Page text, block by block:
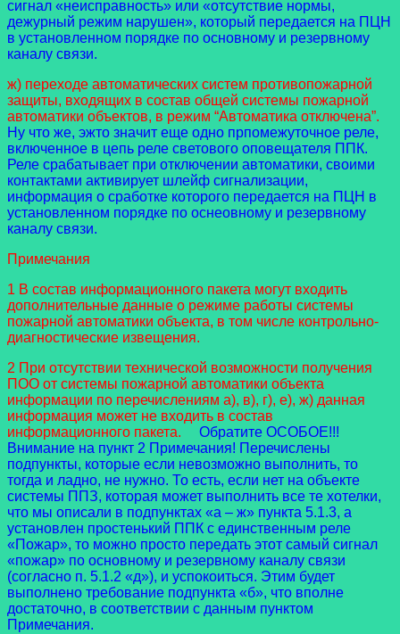
сигнал «неисправность» или «отсутствие нормы,
дежурный режим нарушен», который передается на ПЦН
в установленном порядке по основному и резервному
каналу связи.
ж) переходе автоматических систем противопожарной
защиты, входящих в состав общей системы пожарной
автоматики объектов, в режим “Автоматика отключена”.
Ну что же, эжто значит еще одно прпомежуточное реле,
включенное в цепь реле светового оповещателя ППК.
Реле срабатывает при отключении автоматики, своими
контактами активирует шлейф сигнализации,
информация о сработке которого передается на ПЦН в
установленном порядке по оснеовному и резервному
каналу связи.
Примечания
1 В состав информационного пакета могут входить
дополнительные данные о режиме работы системы
пожарной автоматики объекта, в том числе контрольно-
диагностические извещения.
2 При отсутствии технической возможности получения
ПОО от системы пожарной автоматики объекта
информации по перечислениям а), в), г), е), ж) данная
информация может не входить в состав
информационного пакета.
Обратите ОСОБОЕ!!!
Внимание на пункт 2 Примечания! Перечислены
подпункты, которые если невозможно выполнить, то
тогда и ладно, не нужно. То есть, если нет на объекте
системы ППЗ, которая может выполнить все те хотелки,
что мы описали в подпунктах «а – ж» пункта 5.1.3, а
установлен простенький ППК с единственным реле
«Пожар», то можно просто передать этот самый сигнал
«пожар» по основному и резервному каналу связи
(согласно п. 5.1.2 «д»), и успокоиться. Этим будет
выполнено требование подпункта «б», что вполне
достаточно, в соответствии с данным пунктом
Примечания.